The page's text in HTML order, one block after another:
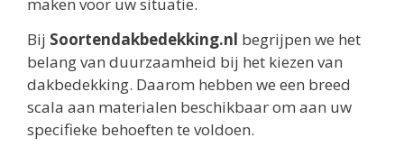
Bij Soortendakbedekking.nl begrijpen we het
belang van duurzaamheid bij het kiezen van
dakbedekking. Daarom hebben we een breed
scala aan materialen beschikbaar om aan uw
specifieke behoeften te voldoen.